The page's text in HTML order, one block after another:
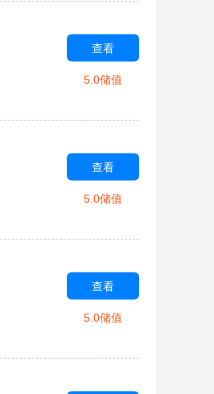
查看
5.0储值
查看
5.0储值
查看
5.0储值